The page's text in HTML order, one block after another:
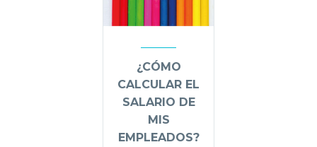
¿CÓMO
CALCULAR EL
SALARIO DE
MIS
EMPLEADOS?